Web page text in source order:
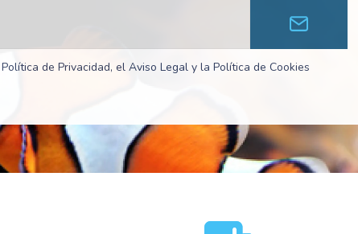
de Privacidad, el Aviso Legal y la Política de Cookies